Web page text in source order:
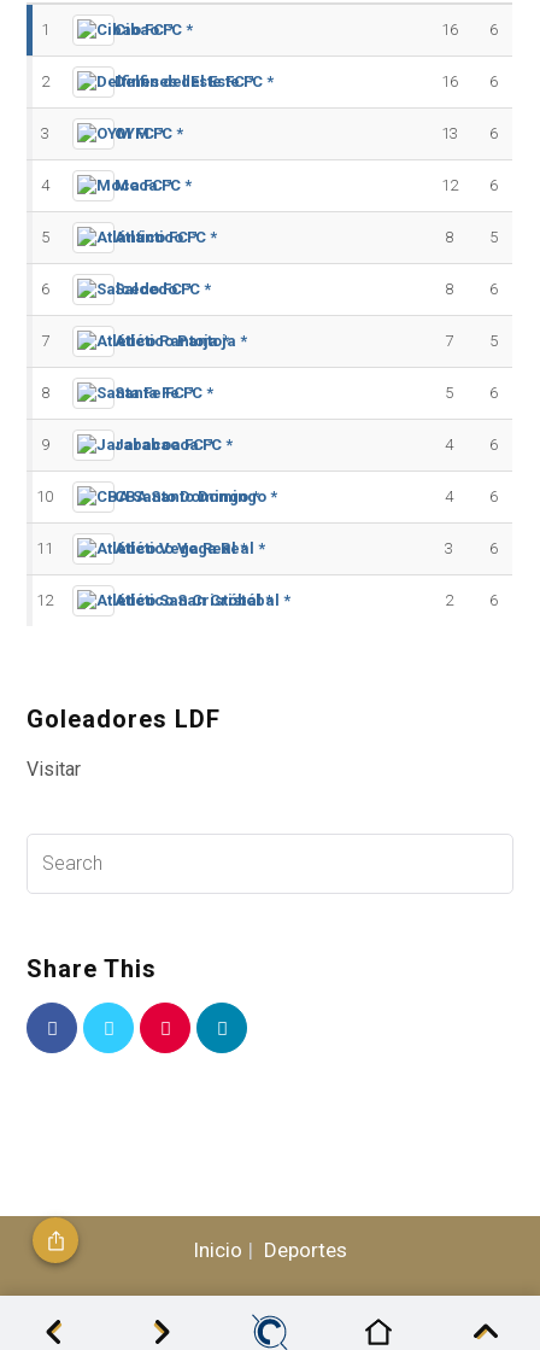
1 Cibao FC * 16 6
2 Delfines del Este FC * 16 6
3 OYM FC * 13 6
4 Moca FC * 12 6
5 Atlántico FC * 8 5
6 Salcedo FC * 8 6
7 Atlético Pantoja * 7 5
8 Santa Fe FC * 5 6
9 Jarabacoa FC * 4 6
10 CBA Santo Domingo * 4 6
11 Atlético Vega Real * 3 6
12 Atlético San Cristóbal * 2 6
Goleadores LDF
Visitar
Share This
Inicio Deportes
© 2026, CLÁSICO - Todos los Derechos Reservados /
RazedOne